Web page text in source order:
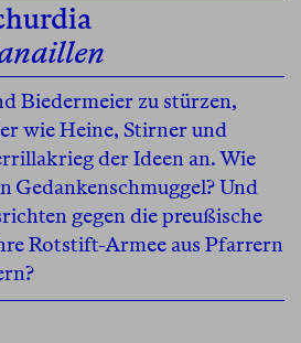
Biedermeier zu stürzen,
wie Heine, Stirner und
der Ideen an. Wie
Gedankenschmuggel? Und
gegen die preußische
Rotstift-Armee aus Pfarrern